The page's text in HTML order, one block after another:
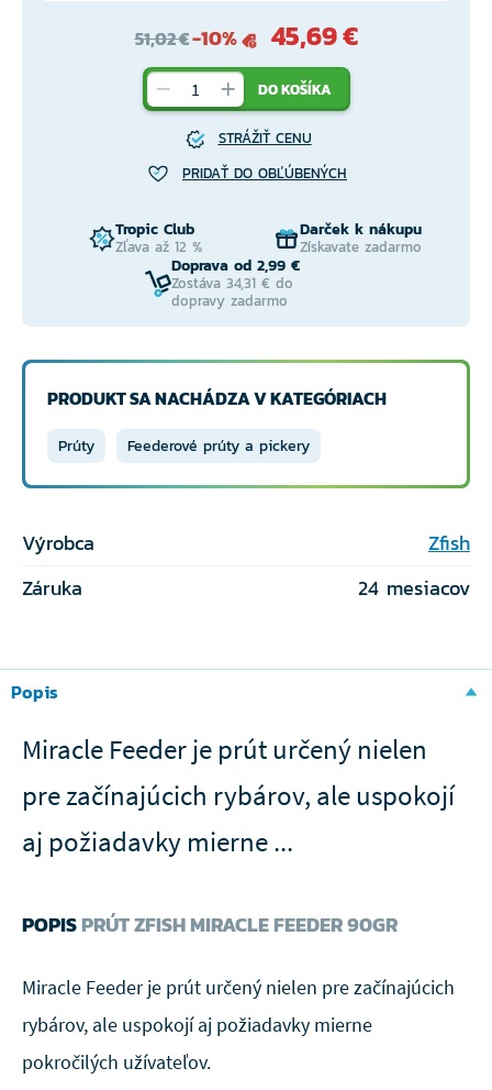
51,02 €-10% 45,69 €
DO KOŠÍKA
STRÁŽIŤ CENU
PRIDAŤ DO OBĽÚBENÝCH
Tropic Club
Zľava až 12 %
Darček k nákupu
Získavate zadarmo
Doprava od 2,99 €
Zostáva 34,31 € do
dopravy zadarmo
PRODUKT SA NACHÁDZA V KATEGÓRIACH
Prúty Feederové prúty a pickery
Výrobca
Zfish
Záruka
24 mesiacov
Popis
Miracle Feeder je prút určený nielen
pre začínajúcich rybárov, ale uspokojí
aj požiadavky mierne ...
POPISPRÚT ZFISH MIRACLE FEEDER 90GR
Miracle Feeder je prút určený nielen pre začínajúcich
rybárov, ale uspokojí aj požiadavky mierne
pokročilých užívateľov.